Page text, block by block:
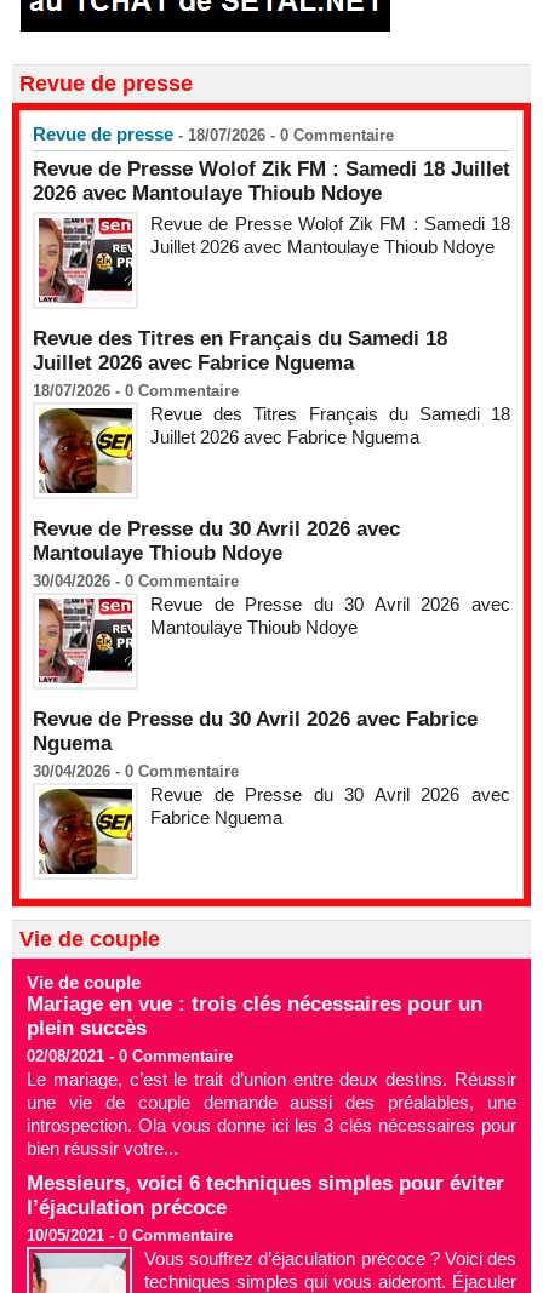
Revue de presse
Revue de presse - 18/07/2026 - 0 Commentaire
Revue de Presse Wolof Zik FM : Samedi 18 Juillet
2026 avec Mantoulaye Thioub Ndoye
Revue de Presse Wolof Zik FM : Samedi 18
Juillet 2026 avec Mantoulaye Thioub Ndoye
Revue des Titres en Français du Samedi 18
Juillet 2026 avec Fabrice Nguema
18/07/2026 - 0 Commentaire
Revue des Titres Français du Samedi 18
Juillet 2026 avec Fabrice Nguema
Revue de Presse du 30 Avril 2026 avec
Mantoulaye Thioub Ndoye
30/04/2026 - 0 Commentaire
Revue de Presse du 30 Avril 2026 avec
Mantoulaye Thioub Ndoye
Revue de Presse du 30 Avril 2026 avec Fabrice
Nguema
30/04/2026 - 0 Commentaire
Revue de Presse du 30 Avril 2026 avec
Fabrice Nguema
Vie de couple
Vie de couple
Mariage en vue : trois clés nécessaires pour un
plein succès
02/08/2021 - 0 Commentaire
Le mariage, c’est le trait d’union entre deux destins. Réussir
une vie de couple demande aussi des préalables, une
introspection. Ola vous donne ici les 3 clés nécessaires pour
bien réussir votre...
Messieurs, voici 6 techniques simples pour éviter
l’éjaculation précoce
10/05/2021 - 0 Commentaire
Vous souffrez d’éjaculation précoce ? Voici des
techniques simples qui vous aideront. Éjaculer